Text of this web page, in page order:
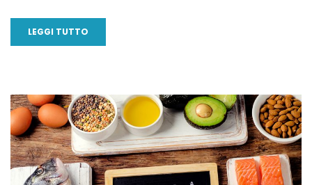
LEGGI TUTTO